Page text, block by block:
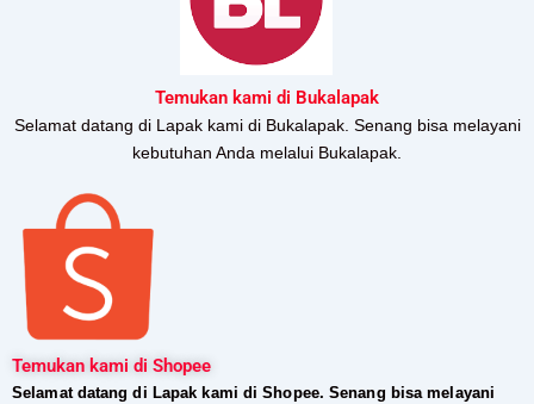
Temukan kami di Bukalapak
Selamat datang di Lapak kami di Bukalapak. Senang bisa melayani
kebutuhan Anda melalui Bukalapak.
Temukan kami di Shopee
Selamat datang di Lapak kami di Shopee. Senang bisa melayani